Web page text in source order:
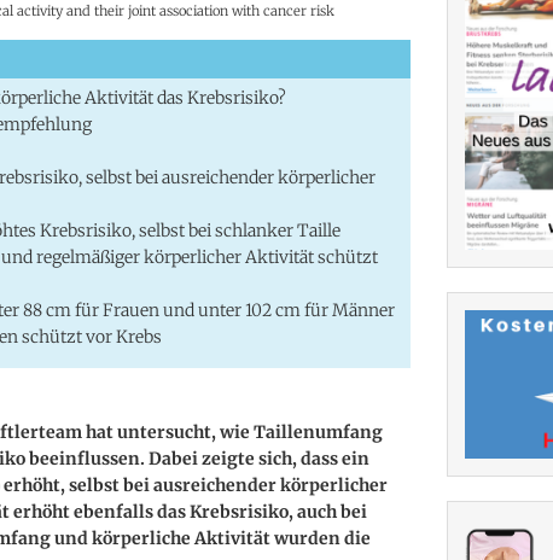
activity and their joint association with cancer risk
Aktivität das Krebsrisiko?
selbst bei ausreichender körperlicher
Krebsrisiko, selbst bei schlanker Taille
regelmäßiger körperlicher Aktivität schützt
88 cm für Frauen und unter 102 cm für Männer
schützt vor Krebs
hat untersucht, wie Taillenumfang
beeinflussen. Dabei zeigte sich, dass ein
selbst bei ausreichender körperlicher
ebenfalls das Krebsrisiko, auch bei
und körperliche Aktivität wurden die